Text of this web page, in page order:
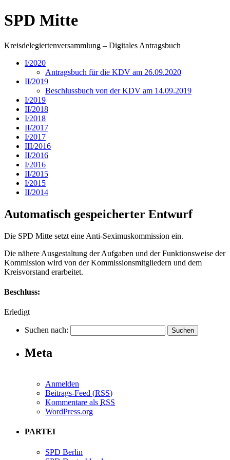
SPD Mitte
Kreisdelegiertenversammlung – Digitales Antragsbuch
I/2020
Antragsbuch für die KDV am 26.09.2020
II/2019
Beschlussbuch von der KDV am 14.09.2019
I/2019
II/2018
I/2018
II/2017
I/2017
III/2016
II/2016
I/2016
II/2015
I/2015
II/2014
Automatisch gespeicherter Entwurf
Die SPD Mitte setzt eine Anti-Seximuskommission ein.
Die nähere Ausgestaltung der Aufgaben und der Funktionsweise der
Kommission wird von der Kommissionsmitgliedern und dem
Kreisvorstand erarbeitet.
Beschluss:
Erledigt
Suchen nach:
Meta
Anmelden
Beitrags-Feed (RSS)
Kommentare als RSS
WordPress.org
PARTEI
SPD Berlin